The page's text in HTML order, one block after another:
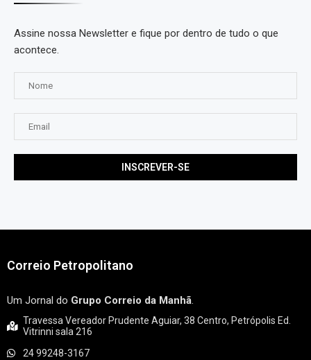
Assine nossa Newsletter e fique por dentro de tudo o que
acontece.
Correio Petropolitano
Um Jornal do Grupo Correio da Manhã.
Travessa Vereador Prudente Aguiar, 38 Centro, Petrópolis Ed.
Vitrinni sala 216
24 99248-3167